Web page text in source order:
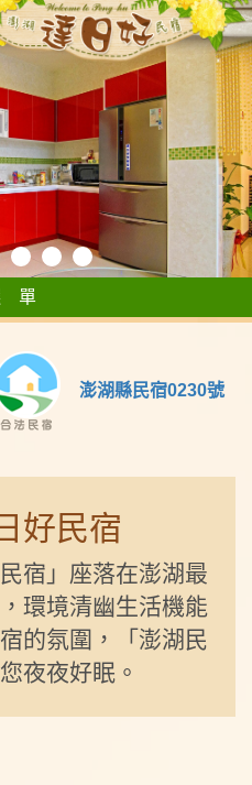
單
澎湖縣民宿0230號
好民宿
宿」座落在澎湖最
環境清幽生活機能
的氛圍，「澎湖民
夜夜好眠。